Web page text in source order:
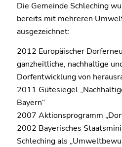
Die Gemeinde Schleching
bereits mit mehreren
ausgezeichnet:
2012 Europäischer
ganzheitliche, nachhaltige
Dorfentwicklung von
2011 Gütesiegel
Bayern“
2007 Aktionsprogramm
2002 Bayerisches
Schleching als